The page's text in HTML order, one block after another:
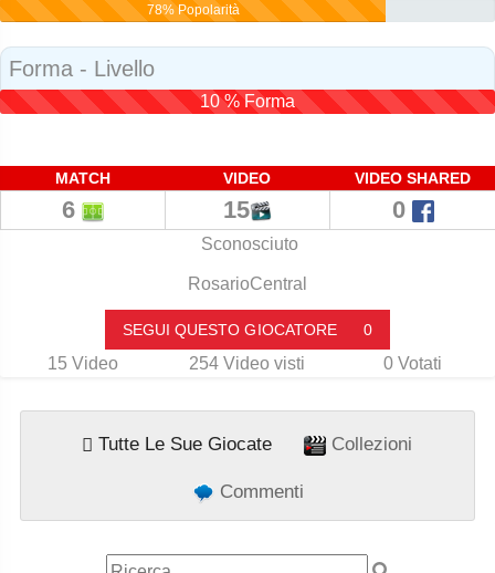
78% Popolarità
Forma - Livello
10 % Forma
MATCH VIDEO VIDEO SHARED
6 15 0
Sconosciuto
RosarioCentral
SEGUI QUESTO GIOCATORE 0
15 Video 254 Video visti 0 Votati
Tutte Le Sue Giocate Collezioni
Commenti